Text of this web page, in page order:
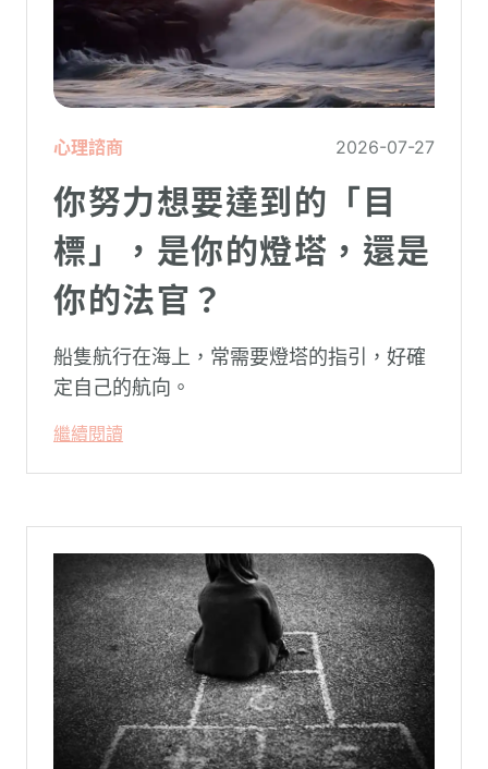
心理諮商 2026-07-27
你努力想要達到的「目
標」，是你的燈塔，還是
你的法官？
船隻航行在海上，常需要燈塔的指引，好確
定自己的航向。
繼續閱讀